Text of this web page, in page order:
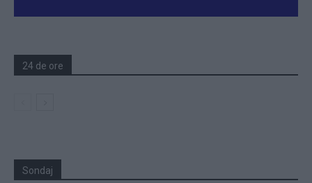
24 de ore
Sondaj